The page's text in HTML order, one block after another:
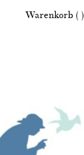
Warenkorb ( )